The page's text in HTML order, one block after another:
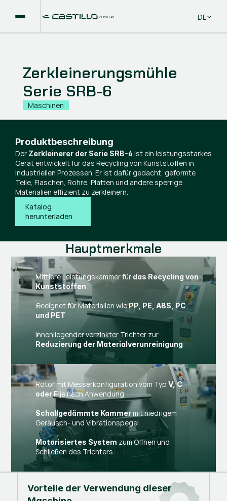
Select
DE
Zerkleinerungsmühle
Serie SRB-6
Maschinen
Produktbeschreibung
Der Zerkleinerer der Serie SRB-6 ist ein leistungsstarkes
Gerät entwickelt für das Recycling von Kunststoffen in
industriellen Prozessen. Er ist dafür gedacht, geformte
Teile, Flaschen, Rohre, Platten und andere sperrige
Materialien effizient zu zerkleinern.
Katalog
herunterladen
Hauptmerkmale
Mittlere Leistungskammer für das Recycling von
Kunststoffen
Geeignet für Materialien wiePP, PE, ABS, PC
und PET
Innenliegender verzinkter Trichter zur
Reduzierung der Materialverunreinigung
Rotor mit Messerkonfiguration vom TypV, C
oder F je nach Anwendung
Schallgedämmte Kammer mit niedrigem
Geräusch- und Vibrationspegel
Motorisiertes System zum Öffnen und
Schließen des Trichters
Vorteile der Verwendung dieser